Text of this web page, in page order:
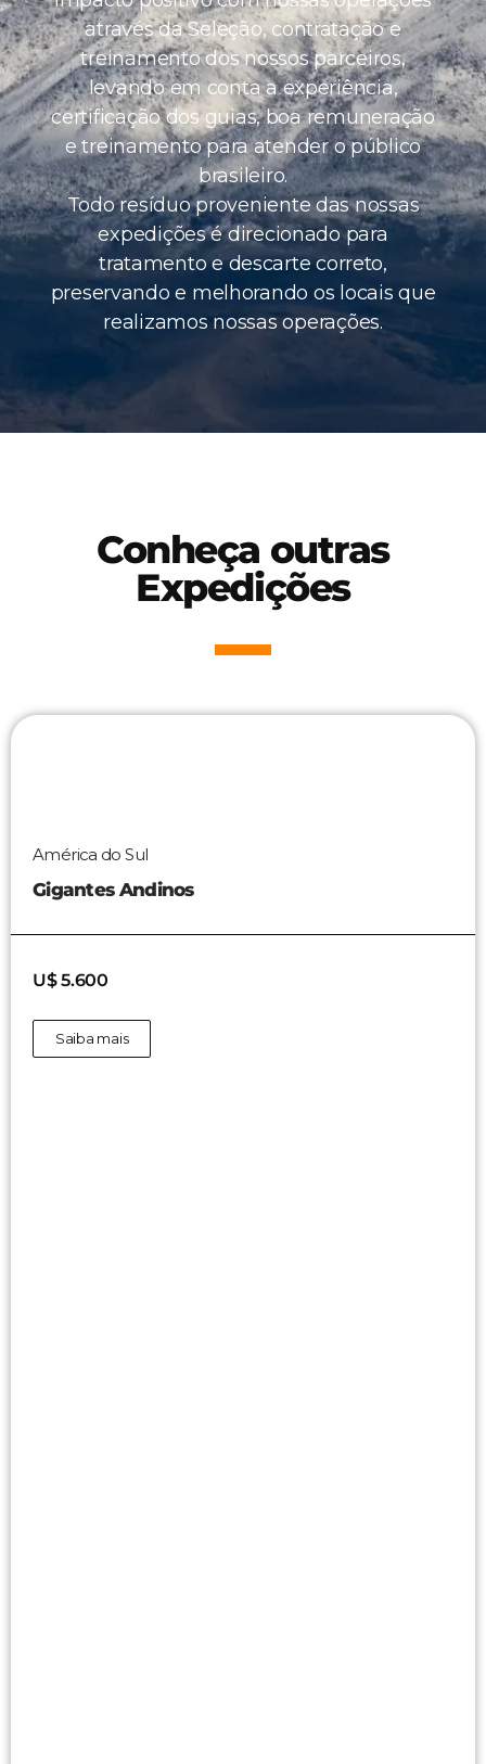
através da Seleção, contratação e
treinamento dos nossos parceiros,
levando em conta a experiência,
certificação dos guias, boa remuneração
e treinamento para atender o público
brasileiro.
Todo resíduo proveniente das nossas
expedições é direcionado para
tratamento e descarte correto,
preservando e melhorando os locais que
realizamos nossas operações.
Conheça outras
Expedições
América do Sul
Gigantes Andinos
U$ 5.600
Saiba mais